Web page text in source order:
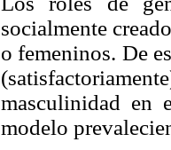
socialmente
o femeninos. De
masculinidad en
modelo